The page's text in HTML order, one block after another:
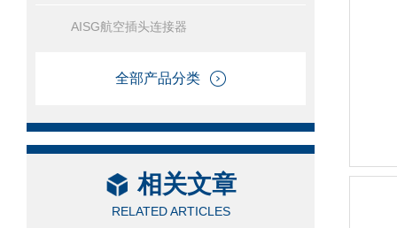
AISG航空插头连接器
全部产品分类
相关文章
RELATED ARTICLES